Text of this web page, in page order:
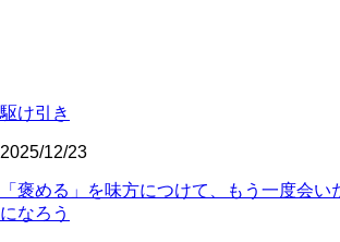
駆け引き
2025/12/23
「褒める」を味方につけて、もう一度会い
になろう